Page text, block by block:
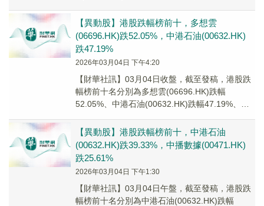
【異動股】港股跌幅榜前十，多想雲
(06696.HK)跌52.05%，中港石油(00632.HK)
跌47.19%
2026年03月04日 下午4:20
【財華社訊】03月04日收盤，截至發稿，港股跌
幅榜前十名分別為多想雲(06696.HK)跌幅
52.05%、中港石油(00632.HK)跌幅47.19%、圓
【異動股】港股跌幅榜前十，中港石油
(00632.HK)跌39.33%，中播數據(00471.HK)
跌25.61%
2026年03月04日 下午1:30
【財華社訊】03月04日午盤，截至發稿，港股跌
幅榜前十名分別為中港石油(00632.HK)跌幅